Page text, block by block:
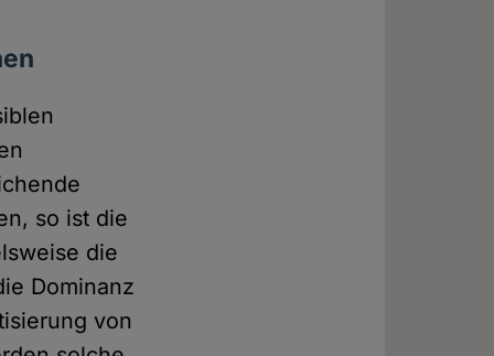
so ist die
die
Dominanz
von